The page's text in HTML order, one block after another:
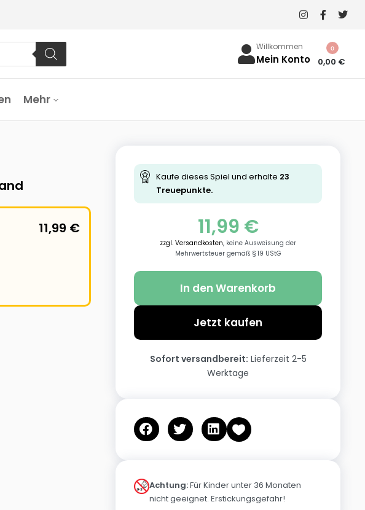
Willkommen
Mein Konto 0,00 €
0
Mehr
11,99 €
Kaufe dieses Spiel und erhalte 23
Treuepunkte.
11,99 €
zzgl. Versandkosten, keine Ausweisung der
Mehrwertsteuer gemäß § 19 UStG
In den Warenkorb
Jetzt kaufen
Sofort versandbereit: Lieferzeit 2-5
Werktage
Achtung:Für Kinder unter 36 Monaten
nicht geeignet. Erstickungsgefahr!